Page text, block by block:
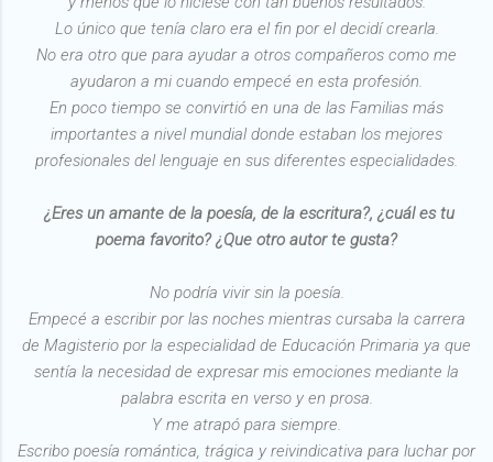
Lo único que tenía claro era el fin por el decidí crearla.
No era otro que para ayudar a otros compañeros como me
ayudaron a mi cuando empecé en esta profesión.
En poco tiempo se convirtió en una de las Familias más
importantes a nivel mundial donde estaban los mejores
profesionales del lenguaje en sus diferentes especialidades.
¿Eres un amante de la poesía, de la escritura?, ¿cuál es tu
poema favorito? ¿Que otro autor te gusta?
No podría vivir sin la poesía.
Empecé a escribir por las noches mientras cursaba la carrera
de Magisterio por la especialidad de Educación Primaria ya que
sentía la necesidad de expresar mis emociones mediante la
palabra escrita en verso y en prosa.
Y me atrapó para siempre.
Escribo poesía romántica, trágica y reivindicativa para luchar por